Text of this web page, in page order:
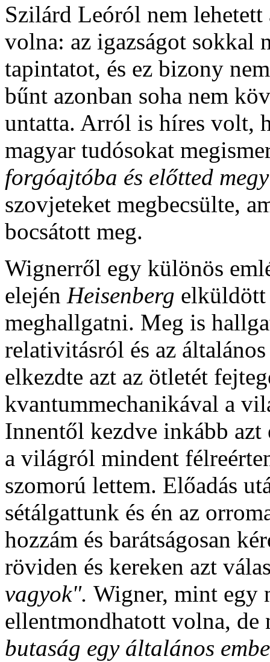
Szilárd Leóról nem
volna: az igazságot sokkal
tapintatot, és ez bizony
bűnt azonban soha nem
untatta. Arról is híres volt,
magyar tudósokat
forgóajtóba és előtted
szovjeteket megbecsülte,
bocsátott meg.
Wignerről egy különös
elején Heisenberg
meghallgatni. Meg is
relativitásról és az
elkezdte azt az ötletét
kvantummechanikával a
Innentől kezdve inkább
a világról mindent
szomorú lettem. Előadás
sétálgattunk és én az
hozzám és barátságosan
röviden és kereken azt
vagyok". Wigner, mint egy
ellentmondhatott volna, de
butaság egy általános